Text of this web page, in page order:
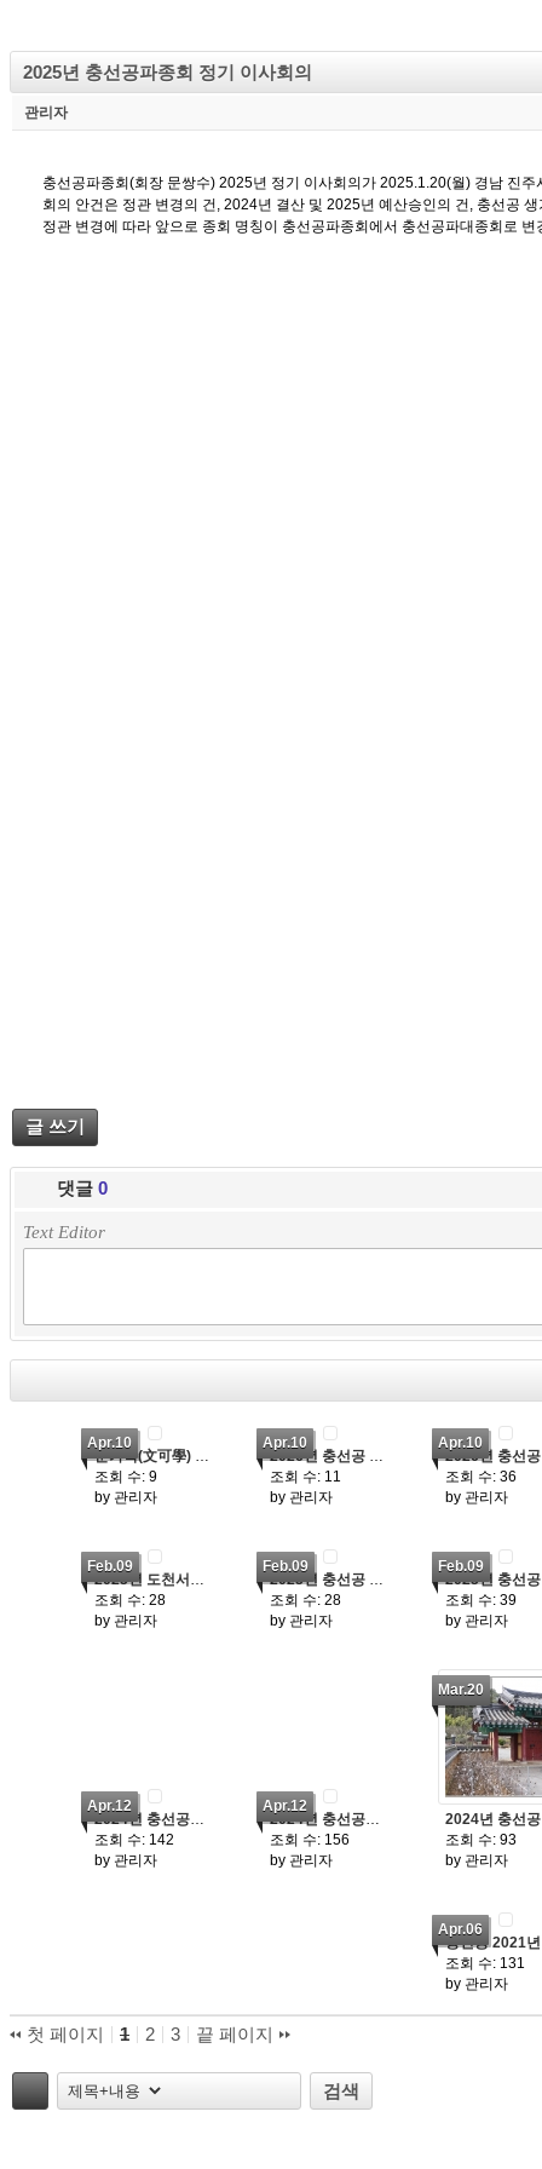
2025년 충선공파종회 정기 이사회의
관리자
충선공파종회(회장 문쌍수) 2025년 정기 이사회의가 2025.1.20(월) 경남 진
회의 안건은 정관 변경의 건, 2024년 결산 및 2025년 예산승인의 건, 충선공
정관 변경에 따라 앞으로 종회 명칭이 충선공파종회에서 충선공파대종회로 변
글 쓰기
댓글 0
Text Editor
문가학(文可學) 선조 유적지 탐방 - 서울종친회
조회 수: 9
by 관리자
Apr.10
2026년 충선공 문익점 묘제
조회 수: 11
by 관리자
Apr.10
조회 수: 36
by 관리자
Apr.10
2025년 도천서원 향사
조회 수: 28
by 관리자
Feb.09
2025년 충선공 문익점 묘제
조회 수: 28
by 관리자
Feb.09
조회 수: 39
by 관리자
Feb.09
2024년 충선공파 정기총회와 충선공 묘제-2(충선공 묘제)
조회 수: 142
by 관리자
Apr.12
2024년 충선공파 정기총회와 충선공 묘제-3(식사와 파조단제)
조회 수: 156
by 관리자
Apr.12
조회 수: 93
by 관리자
Mar.20
조회 수: 131
by 관리자
Apr.06
첫 페이지 1 2 3
끝 페이지
검색